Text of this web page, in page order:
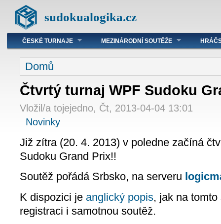
sudokualogika.cz
ČESKÉ TURNAJE MEZINÁRODNÍ SOUTĚŽE
Domů
Čtvrtý turnaj WPF Sudoku
Vložil/a tojejedno, Čt, 2013-04-04 13:01
Novinky
Již zítra (20. 4. 2013) v poledne začíná
Sudoku Grand Prix!!
Soutěž pořádá Srbsko, na serveru
K dispozici je anglický popis, jak na
registraci i samotnou soutěž.